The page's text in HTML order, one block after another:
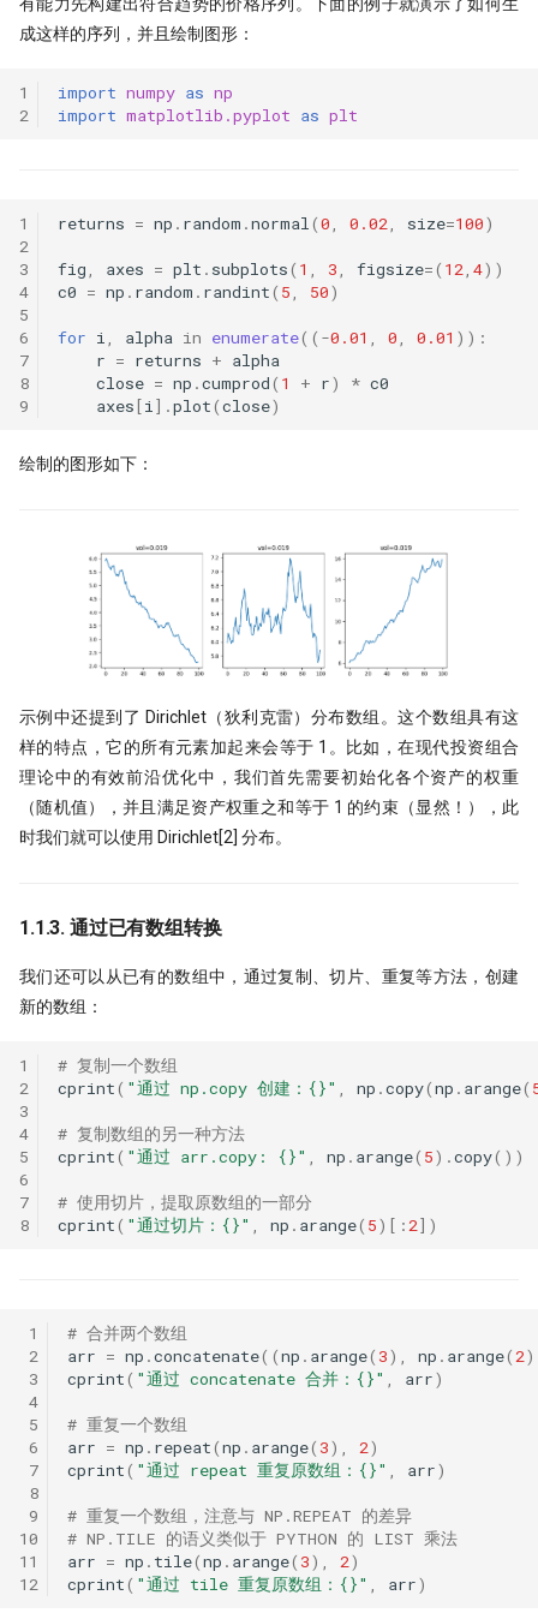
成这样的序列，并且绘制图形：
1
2
import numpy as np
import matplotlib.pyplot as plt
1
2
3
4
5
6
7
8
9
returns = np . random .normal (0 0.02 size=100)
fig axes = plt . subplots( 1 3 figsize=( 12 4))
c0 = np . random . randint( 5 50)
for i alpha in enumerate(( -0.01 0 0.01 )):
r = returns + alpha
close = np .cumprod( 1 + r) * c0
axes[i ] .plot(close)
绘制的图形如下：
示例中还提到了 Dirichlet（狄利克雷）分布数组。这个数组具有这
样的特点，它的所有元素加起来会等于 1。比如，在现代投资组合
理论中的有效前沿优化中，我们首先需要初始化各个资产的权重
（随机值），并且满足资产权重之和等于 1 的约束（显然！），此
时我们就可以使用 Dirichlet[2] 分布。
1.1.3. 通过已有数组转换
我们还可以从已有的数组中，通过复制、切片、重复等方法，创建
新的数组：
1
2
3
4
5
6
7
8
# 复制一个数组
cprint( "通过 np.copy 创建： {}" np .copy(np . arange(
# 复制数组的另一种方法
cprint( "通过 arr.copy: {}" np . arange( 5) .copy())
# 使用切片，提取原数组的一部分
cprint( "通过切片： {}" np . arange( 5)[: 2])
1
2
3
4
5
6
7
8
9
10
11
12
# 合并两个数组
arr = np .concatenate((np . arange( 3), np . arange( 2
cprint( "通过 concatenate 合并： {}" arr)
# 重复一个数组
arr = np . repeat(np . arange( 3), 2)
cprint( "通过 repeat 重复原数组： {}" arr)
# 重复一个数组，注意与 NP.REPEAT 的差异
# NP.TILE 的语义类似于 PYTHON 的 LIST 乘法
arr = np . tile(np . arange( 3), 2)
cprint( "通过 tile 重复原数组： {}" arr)